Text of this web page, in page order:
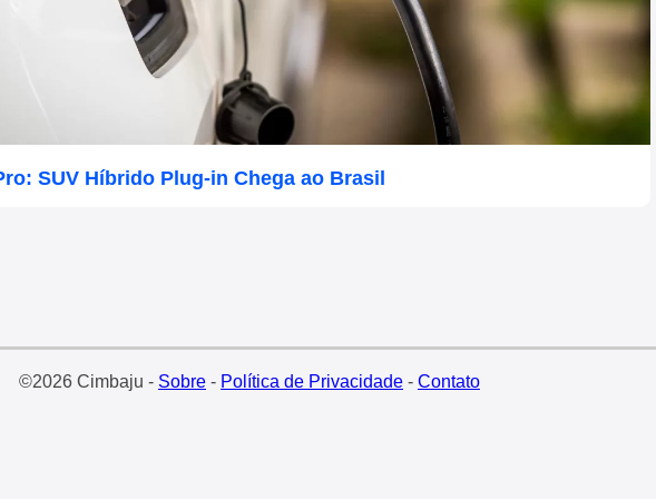
SUV Híbrido Plug-in Chega ao Brasil
©2026 Cimbaju - Sobre- Política de Privacidade- Contato